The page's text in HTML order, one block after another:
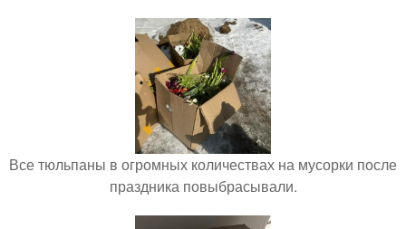
Все тюльпаны в огромных количествах на мусорки после
праздника повыбрасывали.